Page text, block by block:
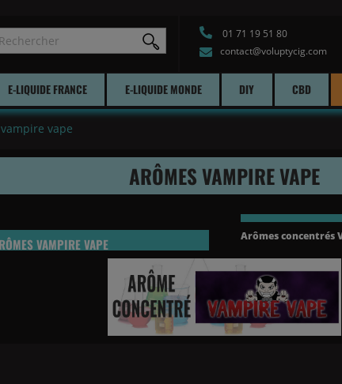
01 71 19 51 80
contact@voluptycig.com
E-LIQUIDE FRANCE E-LIQUIDE MONDE DIY CBD
vape
ARÔMES VAMPIRE VAPE
VAMPIRE VAPE
Arômes concentrés